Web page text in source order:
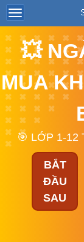
💥
MUA
🎯 LỚP 1-12
BẮT
ĐẦU
SAU